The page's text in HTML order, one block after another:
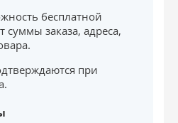
бесплатной
суммы заказа, адреса,
при